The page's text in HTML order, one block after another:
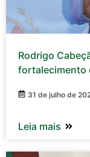
Rodrigo
fortalecimento
31 de julho de
Leia mais